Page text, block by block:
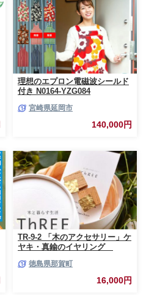
理想のエプロン電磁波シールド
付き N0164-YZG084
宮崎県延岡市
140,000円
TR-9-2 「木のアクセサリー」ケ
ヤキ・真鍮のイヤリング
徳島県那賀町
16,000円